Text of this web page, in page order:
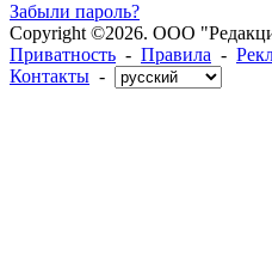
Забыли пароль?
Copyright ©2026. ООО
Приватность - Правила -
Контакты -